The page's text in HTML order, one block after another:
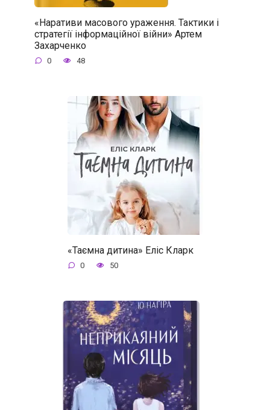
«Наративи масового ураження. Тактики і
стратегії інформаційної війни» Артем
Захарченко
0 48
«Таємна дитина» Еліс Кларк
0 50